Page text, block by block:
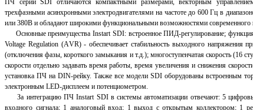
ПЧ серии SDI отличаются компактными размерами, векторным
трехфазными асинхронными электродвигателями на частоте до 600 Гц в
или 380В и обладают широкими функциональными возможностями современного
Основные преимущества Instart SDI: встроенное ПИД-регулирование; функция
Voltage Regulation (АVR) - обеспечивает стабильность выходного напряжения
(отключения фазы, короткого замыкания и т.д.); многоступенчатая скорость (16
скорости отдельно задавать время работы, время увеличения и снижения
установка ПЧ на DIN-рейку. Также все модели SDI оборудованы встроенным
электронным LED-дисплеем и потенциометром.
За интеграцию ПЧ Instart SDI в системы автоматизации отвечают: 5
входного сигнала; 1 аналоговый вход; 1 выход с открытым коллектором; 1